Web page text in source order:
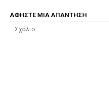
ΑΦΗΣΤΕ ΜΙΑ ΑΠΑΝΤΗΣΗ